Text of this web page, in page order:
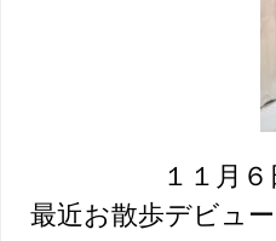
１１月
最近お散歩デビュ